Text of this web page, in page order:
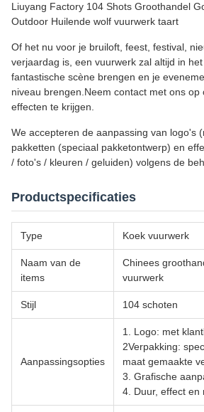
Liuyang Factory 104 Shots Groothandel
Outdoor Huilende wolf vuurwerk taart
Of het nu voor je bruiloft, feest, festival,
verjaardag is, een vuurwerk zal altijd in
fantastische scène brengen en je
niveau brengen.Neem contact met ons op
effecten te krijgen.
We accepteren de aanpassing van logo's
pakketten (speciaal pakketontwerp) en
/ foto's / kleuren / geluiden) volgens de
Productspecificaties
Type Koek vuurwerk
Naam van de
items
Chinees
vuurwerk
Stijl 104 schoten
Aanpassingsopties
1. Logo: met
2Verpakking:
maat gemaakte
3. Grafische
4. Duur, effect en